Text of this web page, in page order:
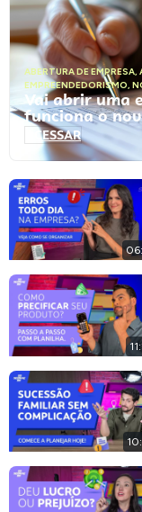
ABERTURA DE EMPRESA,
EMPREENDEDORISMO,
Vai abrir uma
funciona o
ACESSAR